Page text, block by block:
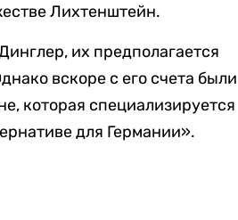
Лихтенштейн.
их предполагается
вскоре с его счета были
которая специализируется
для Германии».